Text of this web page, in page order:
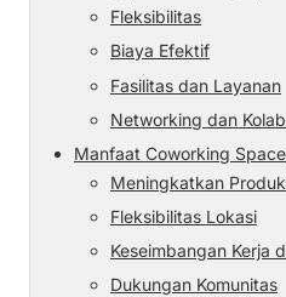
Fleksibilitas
Biaya Efektif
Fasilitas dan Layanan
Networking dan
Manfaat Coworking Space
Meningkatkan
Fleksibilitas Lokasi
Keseimbangan Kerja
Dukungan Komunitas